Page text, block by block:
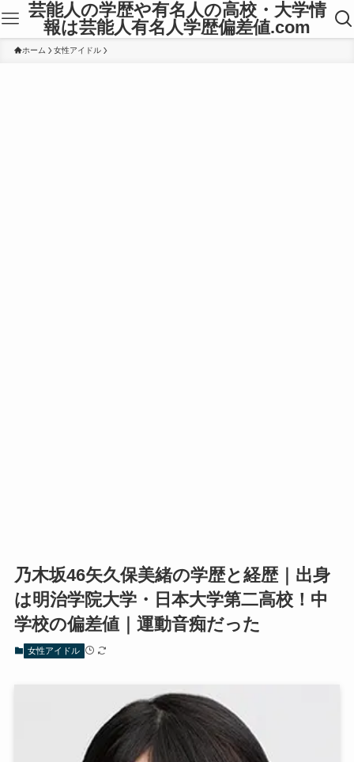
芸能人の学歴や有名人の高校・大学情
報は芸能人有名人学歴偏差値.com
ホーム 女性アイドル
乃木坂46矢久保美緒の学歴と経歴｜出身
は明治学院大学・日本大学第二高校！中
学校の偏差値｜運動音痴だった
女性アイドル